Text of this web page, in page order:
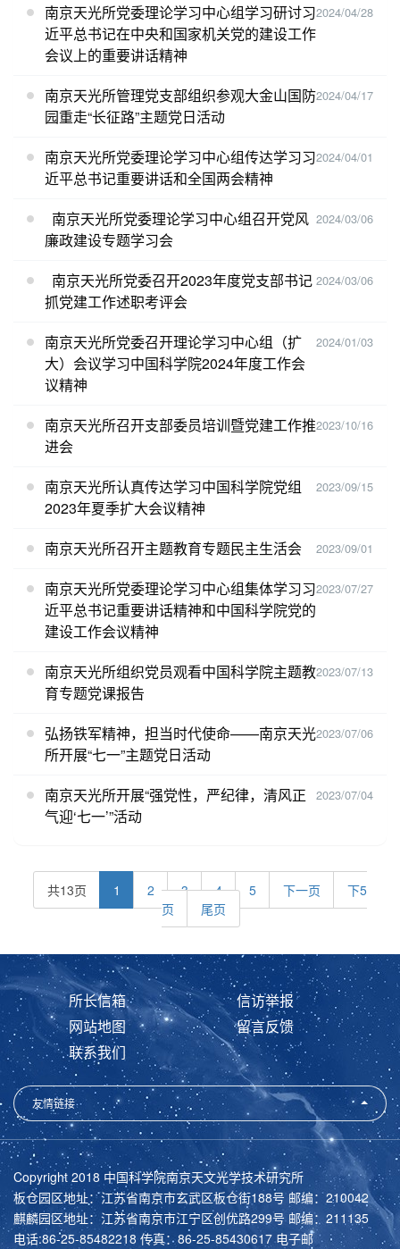
2024/04/28
南京天光所党委理论学习中心组学习研讨习
近平总书记在中央和国家机关党的建设工作
会议上的重要讲话精神
2024/04/17
南京天光所管理党支部组织参观大金山国防
园重走“长征路”主题党日活动
2024/04/01
南京天光所党委理论学习中心组传达学习习
近平总书记重要讲话和全国两会精神
2024/03/06
南京天光所党委理论学习中心组召开党风
廉政建设专题学习会
2024/03/06
南京天光所党委召开2023年度党支部书记
抓党建工作述职考评会
2024/01/03
南京天光所党委召开理论学习中心组（扩
大）会议学习中国科学院2024年度工作会
议精神
2023/10/16
南京天光所召开支部委员培训暨党建工作推
进会
2023/09/15
南京天光所认真传达学习中国科学院党组
2023年夏季扩大会议精神
2023/09/01
南京天光所召开主题教育专题民主生活会
2023/07/27
南京天光所党委理论学习中心组集体学习习
近平总书记重要讲话精神和中国科学院党的
建设工作会议精神
2023/07/13
南京天光所组织党员观看中国科学院主题教
育专题党课报告
2023/07/06
弘扬铁军精神，担当时代使命——南京天光
所开展“七一”主题党日活动
2023/07/04
南京天光所开展“强党性，严纪律，清风正
气迎‘七一’”活动
共13页 1 2 3 4 5 下一页
下5
页
尾页
所长信箱
信访举报
网站地图
留言反馈
联系我们
友情链接
Copyright 2018 中国科学院南京天文光学技术研究所
板仓园区地址：江苏省南京市玄武区板仓街188号 邮编：210042
麒麟园区地址：江苏省南京市江宁区创优路299号 邮编：211135
电话:86-25-85482218 传真：86-25-85430617 电子邮